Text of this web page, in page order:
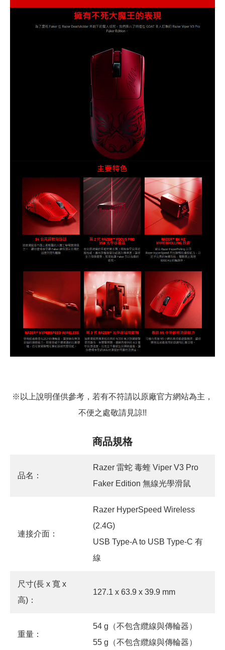
※以上說明僅供參考，若有不符請以原廠官方網站為主，
不便之處敬請見諒!!
商品規格
品名：
Razer 雷蛇 毒蝰 Viper V3 Pro
Faker Edition 無線光學滑鼠
連接介面：
Razer HyperSpeed Wireless
(2.4G)
USB Type-A to USB Type-C 有
線
尺寸(長 x 寬 x
高)：
127.1 x 63.9 x 39.9 mm
重量：
54 g（不包含纜線與傳輪器）
55 g（不包含纜線與傳輪器）